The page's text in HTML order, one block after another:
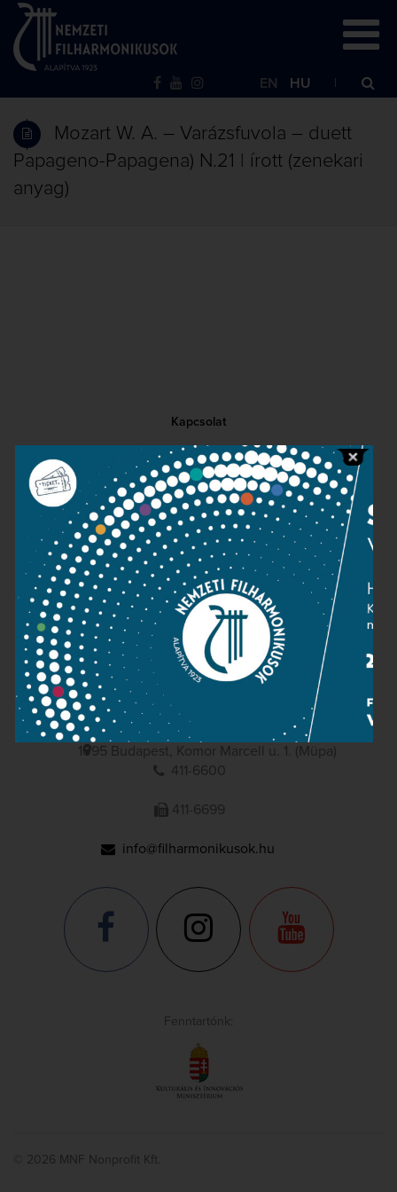
EN HU
Mozart W. A. – Varázsfuvola – duett
Papageno-Papagena) N.21 | írott (zenekari
anyag)
Kapcsolat
Közérdekű adatok
Sajtószoba
Adatvédelem
Impresszum
NEMZETI
FILHARMONIKUSOK
1095 Budapest, Komor Marcell u. 1. (Müpa)
411-6600
411-6699
info@filharmonikusok.hu
Fenntartónk:
© 2026 MNF Nonprofit Kft.